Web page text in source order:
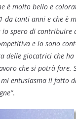
è molto bello e
da tanti anni e che è
io spero di
e io sono
delle giocatrici che
che si potrà fare.
entusiasma il fatto
.